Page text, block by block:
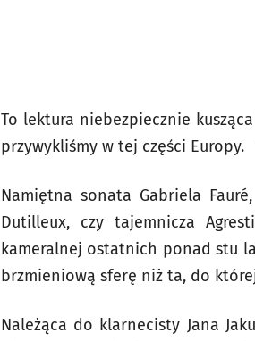
To lektura niebezpiecznie
przywykliśmy w tej części
Namiętna sonata Gabriela
Dutilleux, czy tajemnicza
kameralnej ostatnich ponad stu
brzmieniową sferę niż ta, do
Należąca do klarnecisty Jana